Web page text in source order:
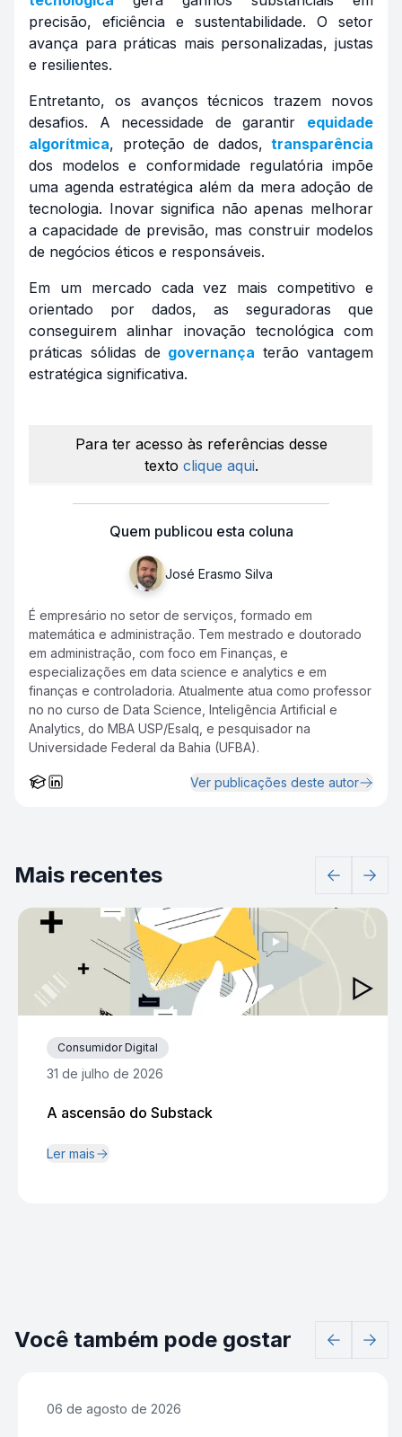
precisão, eficiência e sustentabilidade. O setor
avança para práticas mais personalizadas, justas
e resilientes.
Entretanto, os avanços técnicos trazem novos
desafios. A necessidade de garantir equidade
algorítmica, proteção de dados, transparência
dos modelos e conformidade regulatória impõe
uma agenda estratégica além da mera adoção de
tecnologia. Inovar significa não apenas melhorar
a capacidade de previsão, mas construir modelos
de negócios éticos e responsáveis.
Em um mercado cada vez mais competitivo e
orientado por dados, as seguradoras que
conseguirem alinhar inovação tecnológica com
práticas sólidas de governança terão vantagem
estratégica significativa.
Para ter acesso às referências desse
texto clique aqui.
Quem publicou esta coluna
José Erasmo Silva
É empresário no setor de serviços, formado em
matemática e administração. Tem mestrado e doutorado
em administração, com foco em Finanças, e
especializações em data science e analytics e em
finanças e controladoria. Atualmente atua como professor
no no curso de Data Science, Inteligência Artificial e
Analytics, do MBA USP/Esalq, e pesquisador na
Universidade Federal da Bahia (UFBA).
Ver publicações deste autor
Mais recentes
Consumidor Digital
31 de julho de 2026
A ascensão do Substack
Ler mais
Você também pode gostar
06 de agosto de 2026